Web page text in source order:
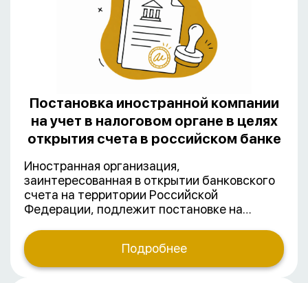
Постановка иностранной компании
на учет в налоговом органе в целях
открытия счета в российском банке
Иностранная организация,
заинтересованная в открытии банковского
счета на территории Российской
Федерации, подлежит постановке на
месту учета банка, в котором планируется
открыть счет. По результатам такой
постановки на учет иностранной
Подробнее